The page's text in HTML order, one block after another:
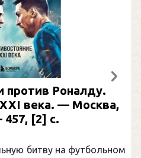
против Роналду.
века. — Москва,
457, [2] с.
битву на футбольном